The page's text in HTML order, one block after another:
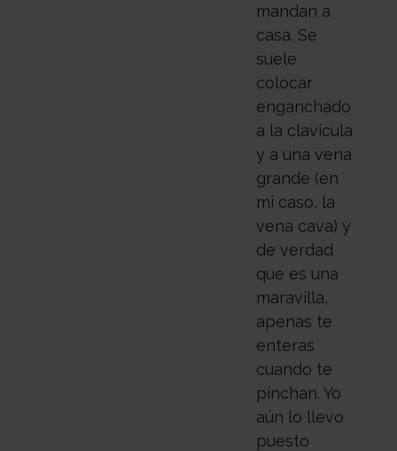
mandan a
casa. Se
suele
colocar
enganchado
a la clavícula
y a una vena
grande (en
mi caso, la
vena cava) y
de verdad
que es una
maravilla,
apenas te
enteras
cuando te
pinchan. Yo
aún lo llevo
puesto